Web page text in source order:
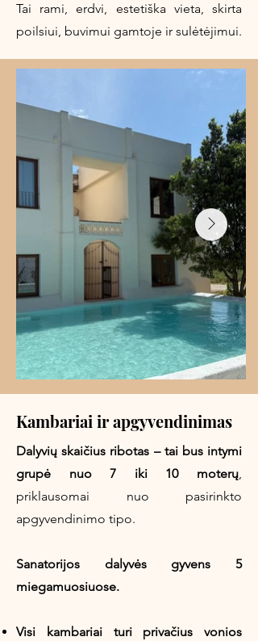
Tai rami, erdvi, estetiška vieta, skirta
poilsiui, buvimui gamtoje ir sulėtėjimui.
Kambariai ir apgyvendinimas
Dalyvių skaičius ribotas – tai bus intymi
grupė nuo 7 iki 10 moterų,
priklausomai nuo pasirinkto
apgyvendinimo tipo.
Sanatorijos dalyvės gyvens 5
miegamuosiuose.
Visi kambariai turi privačius vonios